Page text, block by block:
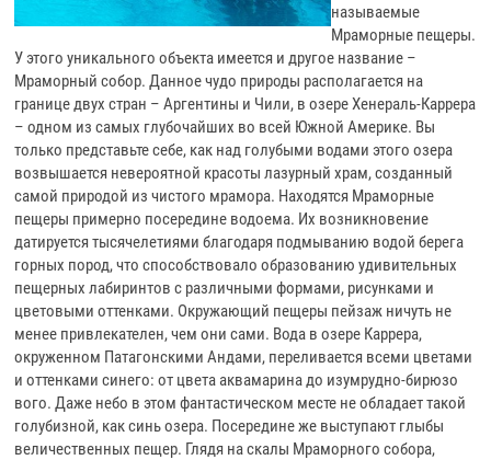
называемые
Мраморные пещеры.
У этого уникального объекта имеется и другое название –
Мраморный собор. Данное чудо природы располагается на
границе двух стран – Аргентины и Чили, в озере Хенераль-Каррера
– одном из самых глубочайших во всей Южной Америке. Вы
только представьте себе, как над голубыми водами этого озера
возвышается невероятной красоты лазурный храм, созданный
самой природой из чистого мрамора. Находятся Мраморные
пещеры примерно посередине водоема. Их возникновение
датируется тысячелетиями благодаря подмыванию водой берега
горных пород, что способствовало образованию удивительных
пещерных лабиринтов с различными формами, рисунками и
цветовыми оттенками. Окружающий пещеры пейзаж ничуть не
менее привлекателен, чем они сами. Вода в озере Каррера,
окруженном Патагонскими Андами, переливается всеми цветами
и оттенками синего: от цвета аквамарина до изумрудно-бирюзо
вого. Даже небо в этом фантастическом месте не обладает такой
голубизной, как синь озера. Посередине же выступают глыбы
величественных пещер. Глядя на скалы Мраморного собора,